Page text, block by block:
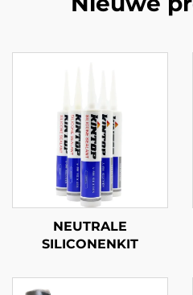
NEUTRALE
SILICONENKIT